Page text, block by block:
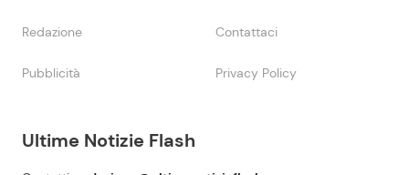
Ultime Notizie Flash
Redazione Contattaci
Pubblicità Privacy Policy